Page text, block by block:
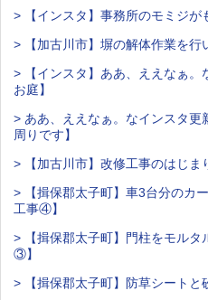
> 【インスタ】事務所のモミジが
> 【加古川市】塀の解体作業を行
> 【インスタ】ああ、ええなぁ
お庭】
> ああ、ええなぁ。なインスタ更
周りです】
> 【加古川市】改修工事のはじま
> 【揖保郡太子町】車3台分のカ
工事④】
> 【揖保郡太子町】門柱をモル
③】
> 【揖保郡太子町】防草シートと